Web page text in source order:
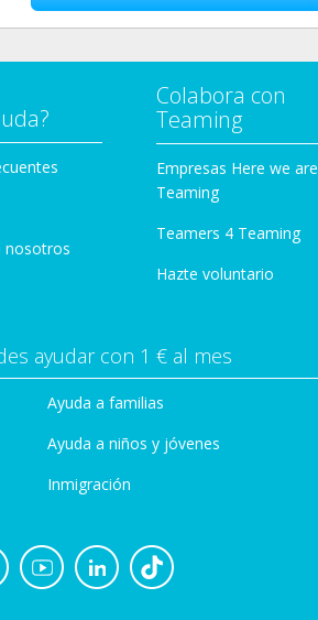
nosotros
Colabora con
Teaming
Empresas Here we are
Teaming
Teamers 4 Teaming
Hazte voluntario
ayudar con 1 € al mes
Ayuda a familias
Ayuda a niños y jóvenes
Inmigración